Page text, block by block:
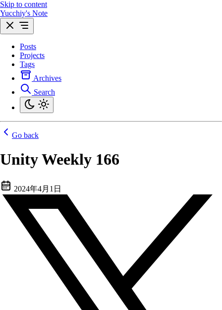
Skip to content
Yucchiy's Note
Posts
Projects
Tags
Archives
Search
Go back
Unity Weekly 166
2024年4月1日